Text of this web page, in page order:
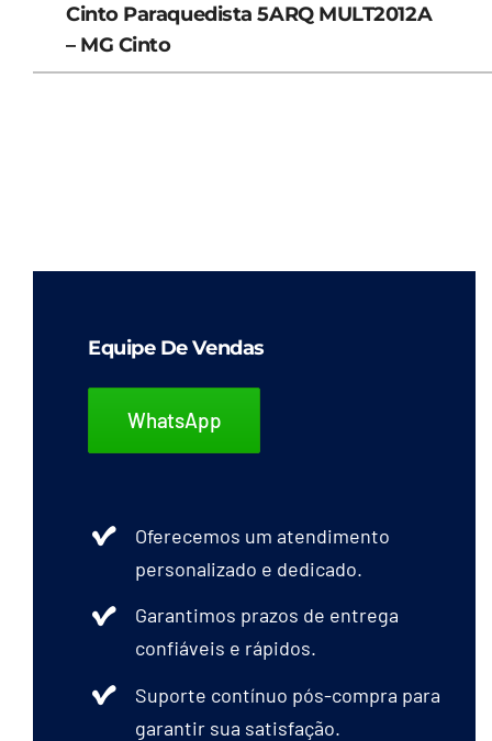
Cinto Paraquedista 5ARQ MULT2012A
– MG Cinto
Equipe De Vendas
WhatsApp
Oferecemos um atendimento
personalizado e dedicado.
Garantimos prazos de entrega
confiáveis e rápidos.
Suporte contínuo pós-compra para
garantir sua satisfação.